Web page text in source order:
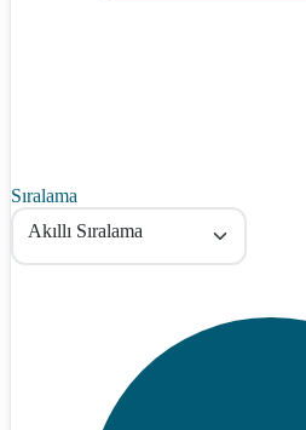
Sıralama
Akıllı Sıralama